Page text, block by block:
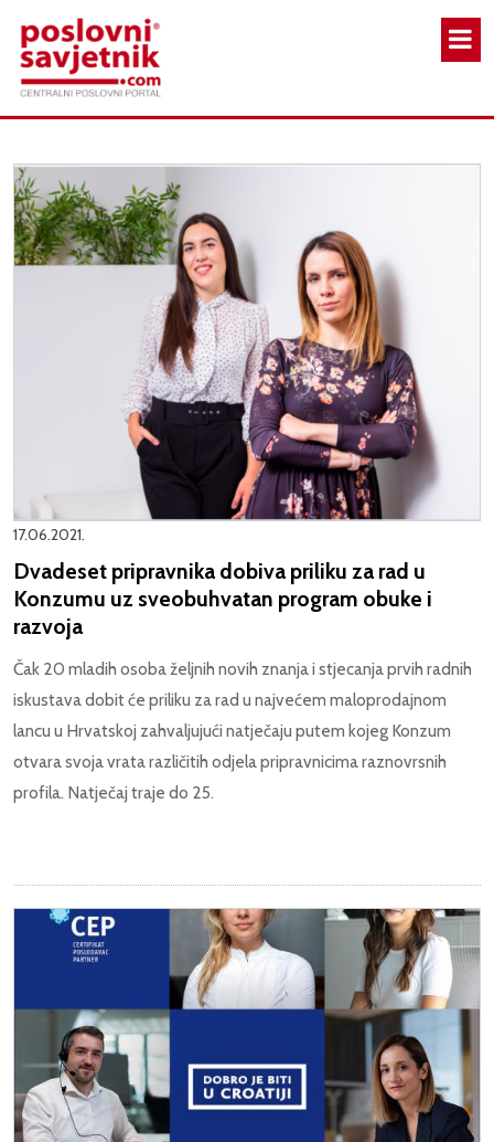
17.06.2021.
Dvadeset pripravnika dobiva priliku za rad u
Konzumu uz sveobuhvatan program obuke i
razvoja
Čak 20 mladih osoba željnih novih znanja i stjecanja prvih radnih
iskustava dobit će priliku za rad u najvećem maloprodajnom
lancu u Hrvatskoj zahvaljujući natječaju putem kojeg Konzum
otvara svoja vrata različitih odjela pripravnicima raznovrsnih
profila. Natječaj traje do 25.